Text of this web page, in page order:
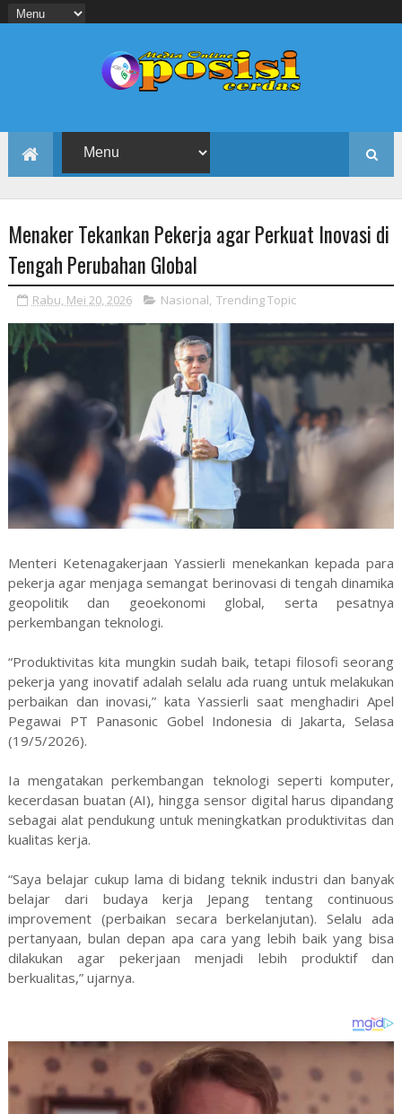
Menaker Tekankan Pekerja agar Perkuat Inovasi di
Tengah Perubahan Global
Rabu, Mei 20, 2026 Nasional, Trending Topic
Menteri Ketenagakerjaan Yassierli menekankan kepada para
pekerja agar menjaga semangat berinovasi di tengah dinamika
geopolitik dan geoekonomi global, serta pesatnya
perkembangan teknologi.
“Produktivitas kita mungkin sudah baik, tetapi filosofi seorang
pekerja yang inovatif adalah selalu ada ruang untuk melakukan
perbaikan dan inovasi,” kata Yassierli saat menghadiri Apel
Pegawai PT Panasonic Gobel Indonesia di Jakarta, Selasa
(19/5/2026).
Ia mengatakan perkembangan teknologi seperti komputer,
kecerdasan buatan (AI), hingga sensor digital harus dipandang
sebagai alat pendukung untuk meningkatkan produktivitas dan
kualitas kerja.
“Saya belajar cukup lama di bidang teknik industri dan banyak
belajar dari budaya kerja Jepang tentang continuous
improvement (perbaikan secara berkelanjutan). Selalu ada
pertanyaan, bulan depan apa cara yang lebih baik yang bisa
dilakukan agar pekerjaan menjadi lebih produktif dan
berkualitas,” ujarnya.